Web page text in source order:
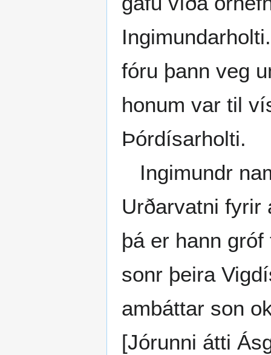
fóru þann veg
honum var til
Þórdísarholti.
Ingimundr
Urðarvatni fyrir
þá er hann
sonr þeira
ambáttar son
[Jórunni átti